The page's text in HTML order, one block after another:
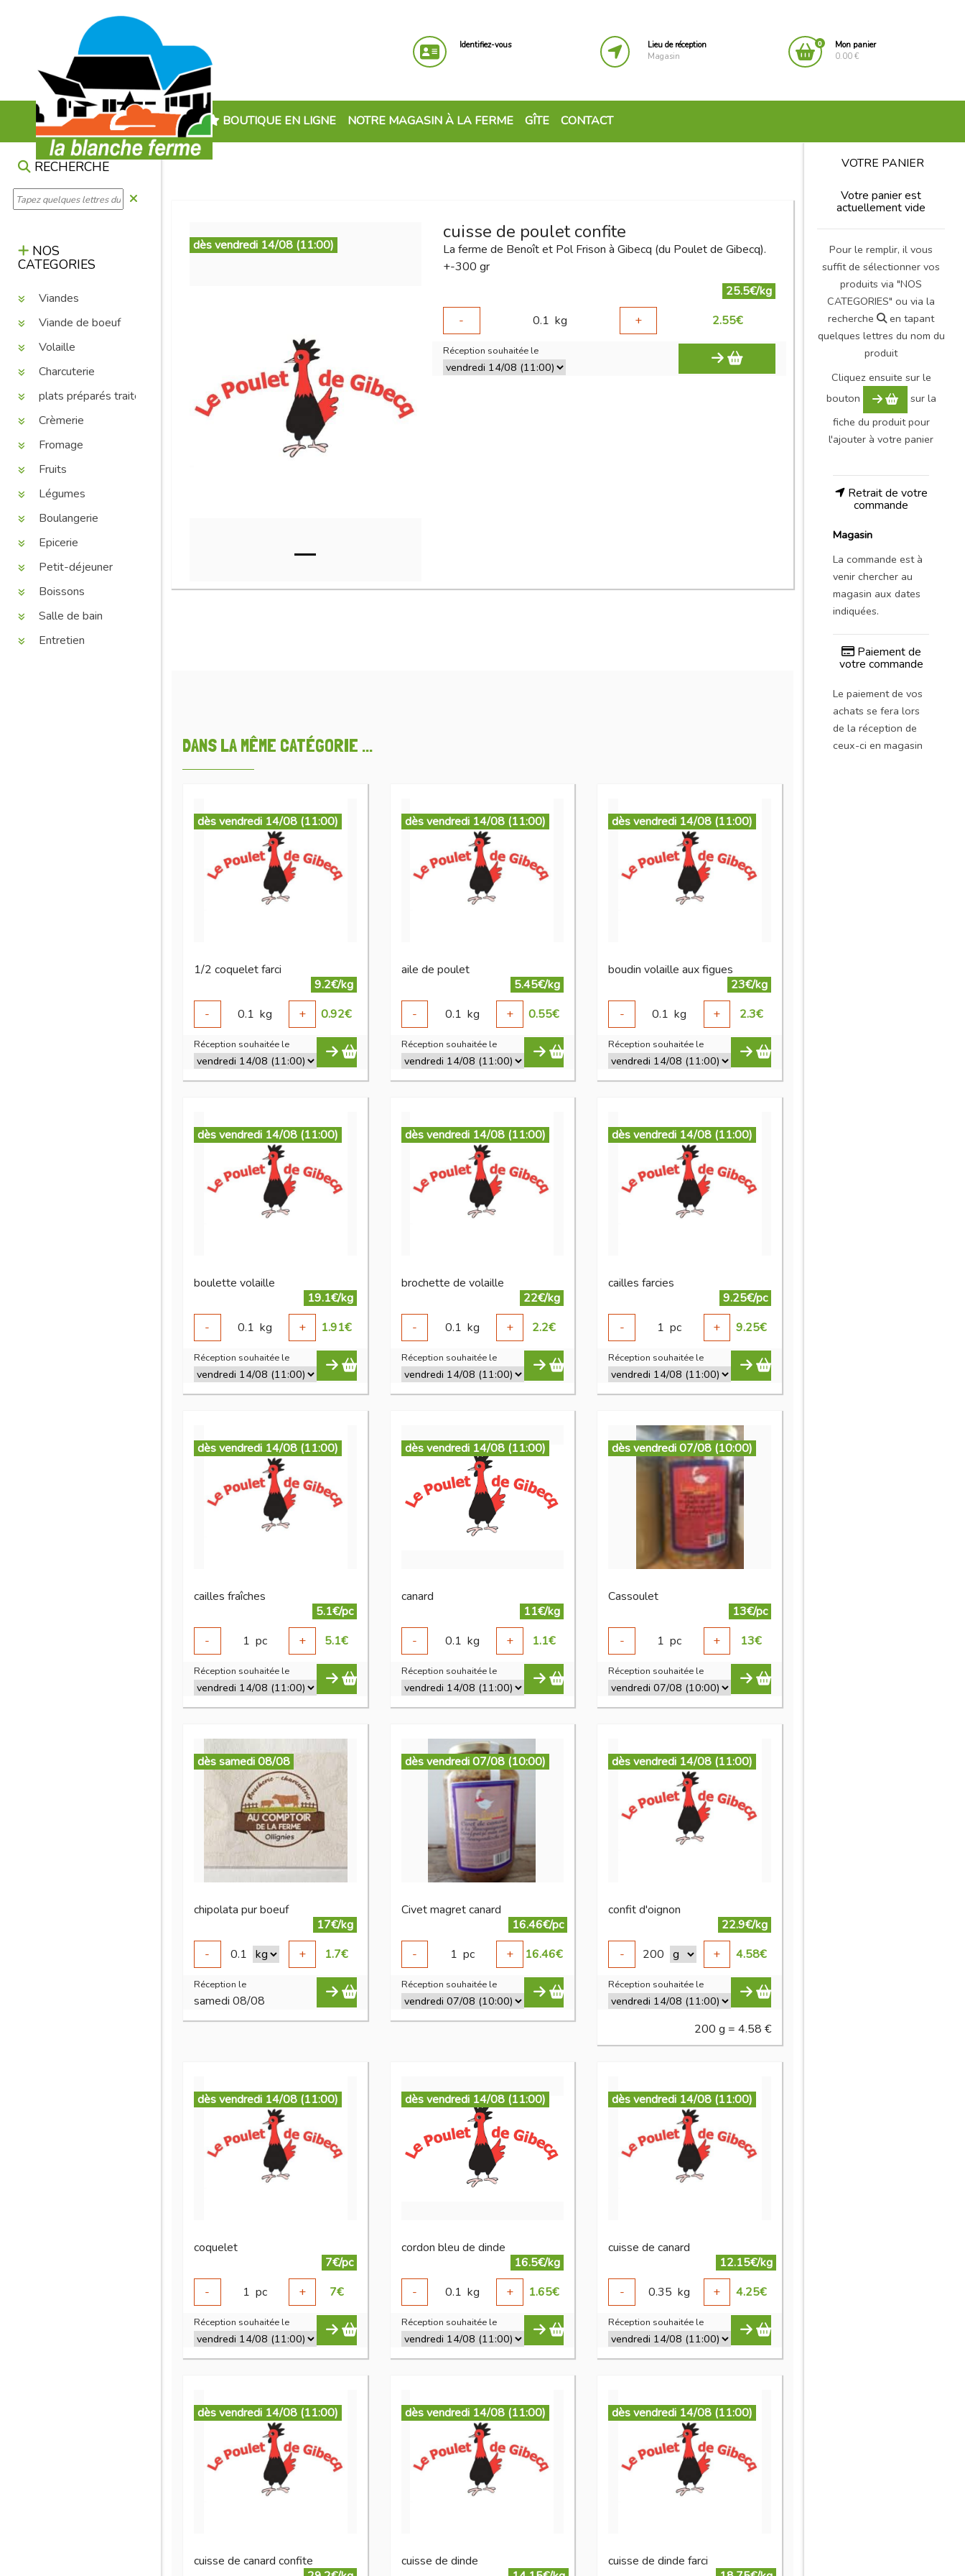
Identifiez-vous
Lieu de réception
Magasin
0
Mon panier
0.00 €
BOUTIQUE EN LIGNE NOTRE MAGASIN À LA FERME GÎTE CONTACT
RECHERCHE
NOS
CATEGORIES
Viandes
Viande de boeuf
Volaille
Charcuterie
plats préparés traiteur
Crèmerie
Fromage
Fruits
Légumes
Boulangerie
Epicerie
Petit-déjeuner
Boissons
Salle de bain
Entretien
dès vendredi 14/08 (11:00)
cuisse de poulet confite
La ferme de Benoît et Pol Frison à Gibecq (du Poulet de Gibecq).
+-300 gr
25.5€/kg
-
0.1 kg + 2.55€
Réception souhaitée le
DANS LA MÊME CATÉGORIE ...
dès vendredi 14/08 (11:00)
1/2 coquelet farci
9.2€/kg
-
0.1 kg + 0.92€
Réception souhaitée le
dès vendredi 14/08 (11:00)
aile de poulet
5.45€/kg
-
0.1 kg + 0.55€
Réception souhaitée le
dès vendredi 14/08 (11:00)
boudin volaille aux figues
23€/kg
-
0.1 kg + 2.3€
Réception souhaitée le
dès vendredi 14/08 (11:00)
boulette volaille
19.1€/kg
-
0.1 kg + 1.91€
Réception souhaitée le
dès vendredi 14/08 (11:00)
brochette de volaille
22€/kg
-
0.1 kg + 2.2€
Réception souhaitée le
dès vendredi 14/08 (11:00)
cailles farcies
9.25€/pc
-
1 pc + 9.25€
Réception souhaitée le
dès vendredi 14/08 (11:00)
cailles fraîches
5.1€/pc
-
1 pc + 5.1€
Réception souhaitée le
dès vendredi 14/08 (11:00)
canard
11€/kg
-
0.1 kg + 1.1€
Réception souhaitée le
dès vendredi 07/08 (10:00)
Cassoulet
13€/pc
-
1 pc + 13€
Réception souhaitée le
dès samedi 08/08
chipolata pur boeuf
17€/kg
-
0.1 + 1.7€
Réception le
samedi 08/08
dès vendredi 07/08 (10:00)
Civet magret canard
16.46€/pc
-
1 pc + 16.46€
Réception souhaitée le
dès vendredi 14/08 (11:00)
confit d'oignon
22.9€/kg
-
200 + 4.58€
Réception souhaitée le
200 g = 4.58 €
dès vendredi 14/08 (11:00)
coquelet
7€/pc
-
1 pc + 7€
Réception souhaitée le
dès vendredi 14/08 (11:00)
cordon bleu de dinde
16.5€/kg
-
0.1 kg + 1.65€
Réception souhaitée le
dès vendredi 14/08 (11:00)
cuisse de canard
12.15€/kg
-
0.35 kg + 4.25€
Réception souhaitée le
dès vendredi 14/08 (11:00)
cuisse de canard confite
dès vendredi 14/08 (11:00)
cuisse de dinde
dès vendredi 14/08 (11:00)
cuisse de dinde farci
VOTRE PANIER
Votre panier est
actuellement vide
Pour le remplir, il vous
suffit de sélectionner vos
produits via "NOS
CATEGORIES" ou via la
recherche
en tapant
quelques lettres du nom du
produit
Cliquez ensuite sur le
bouton
sur la
fiche du produit pour
l'ajouter à votre panier
Retrait de votre
commande
Magasin
La commande est à
venir chercher au
magasin aux dates
indiquées.
Paiement de
votre commande
Le paiement de vos
achats se fera lors
de la réception de
ceux-ci en magasin